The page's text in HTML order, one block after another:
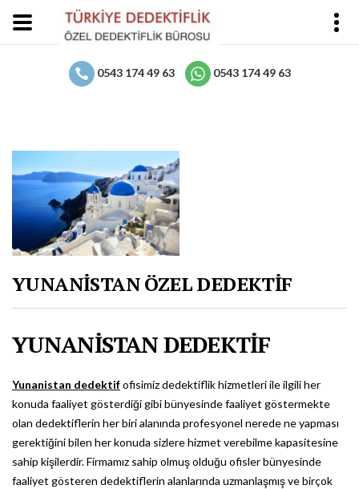
0543 174 49 63 0543 174 49 63
YUNANİSTAN ÖZEL DEDEKTİF
YUNANİSTAN DEDEKTİF
Yunanistan dedektifofisimiz dedektiflik hizmetleri ile ilgili her
konuda faaliyet gösterdiği gibi bünyesinde faaliyet göstermekte
olan dedektiflerin her biri alanında profesyonel nerede ne yapması
gerektiğini bilen her konuda sizlere hizmet verebilme kapasitesine
sahip kişilerdir. Firmamız sahip olmuş olduğu ofisler bünyesinde
faaliyet gösteren dedektiflerin alanlarında uzmanlaşmış ve birçok